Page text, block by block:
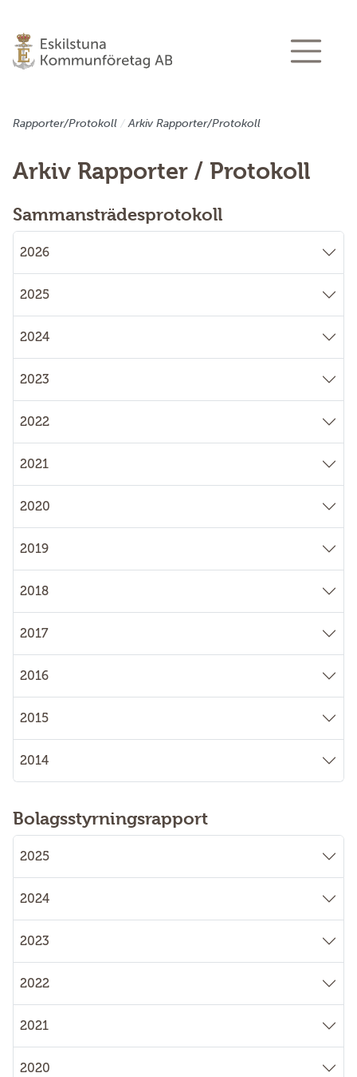
Rapporter/Protokoll Arkiv Rapporter/Protokoll
Arkiv Rapporter / Protokoll
Sammansträdesprotokoll
2026
2025
2024
2023
2022
2021
2020
2019
2018
2017
2016
2015
2014
Bolagsstyrningsrapport
2025
2024
2023
2022
2021
2020